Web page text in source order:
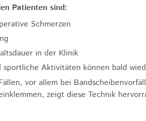
Patienten sind:
Schmerzen
in der Klinik
sportliche Aktivitäten können bald
vor allem bei
zeigt diese Technik